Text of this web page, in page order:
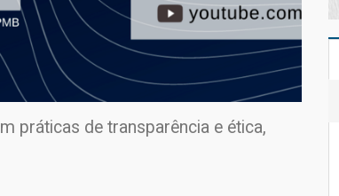
práticas de transparência e ética,